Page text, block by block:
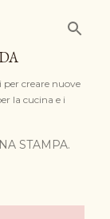
per creare nuove
la cucina e i
STAMPA.